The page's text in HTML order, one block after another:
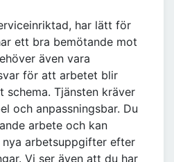
har lätt för
ett bra bemötande mot
även vara
för att arbetet blir
Tjänsten kräver
och anpassningsbar. Du
arbete och kan
arbetsuppgifter efter
Vi ser även att du har